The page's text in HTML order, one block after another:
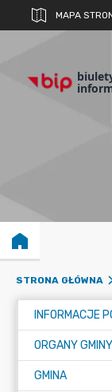
MAPA
STRONA GŁÓWNA
INFORMACJE
ORGANY GMINY
GMINA